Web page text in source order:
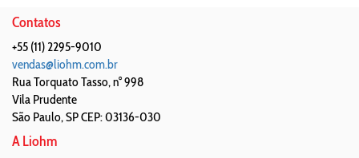
Contatos
+55 (11) 2295-9010
vendas@liohm.com.br
Rua Torquato Tasso, n° 998
Vila Prudente
São Paulo,SPCEP: 03136-030
A Liohm